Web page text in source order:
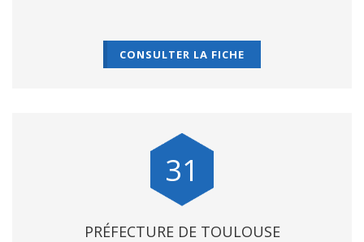
CONSULTER LA FICHE
31
PRÉFECTURE DE TOULOUSE